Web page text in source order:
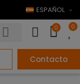
ESPAÑOL
0 0
Contacto